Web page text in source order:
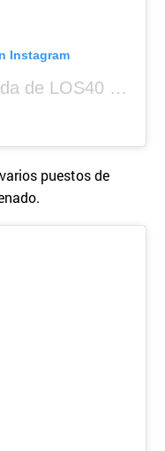
Instagram
Una publicación compartida de LOS40 Panamá 🇵🇦 🎙️🎶 (@los40panama)
puestos de